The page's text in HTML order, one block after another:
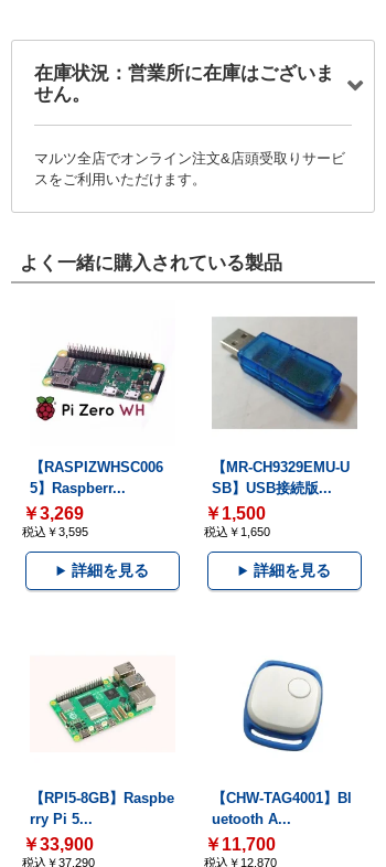
在庫状況：営業所に在庫はございま
せん。
マルツ全店でオンライン注文&店頭受取りサービ
スをご利用いただけます。
よく一緒に購入されている製品
【RASPIZWHSC006
5】Raspberr...
￥3,269
税込￥3,595
詳細を見る
【MR-CH9329EMU-U
SB】USB接続版...
￥1,500
税込￥1,650
詳細を見る
【RPI5-8GB】Raspbe
rry Pi 5...
￥33,900
税込￥37,290
【CHW-TAG4001】Bl
uetooth A...
￥11,700
税込￥12,870